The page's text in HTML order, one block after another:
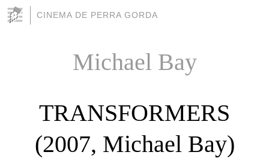
CINEMA DE PERRA GORDA
Michael Bay
TRANSFORMERS
(2007, Michael Bay)